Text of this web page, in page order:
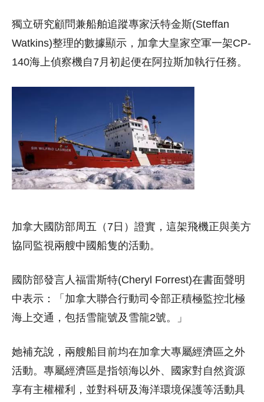
獨立研究顧問兼船舶追蹤專家沃特金斯(Steffan
Watkins)整理的數據顯示，加拿大皇家空軍一架CP-
140海上偵察機自7月初起便在阿拉斯加執行任務。
加拿大國防部周五（7日）證實，這架飛機正與美方
協同監視兩艘中國船隻的活動。
國防部發言人福雷斯特(Cheryl Forrest)在書面聲明
中表示：「加拿大聯合行動司令部正積極監控北極
海上交通，包括雪龍號及雪龍2號。」
她補充說，兩艘船目前均在加拿大專屬經濟區之外
活動。專屬經濟區是指領海以外、國家對自然資源
享有主權權利，並對科研及海洋環境保護等活動具